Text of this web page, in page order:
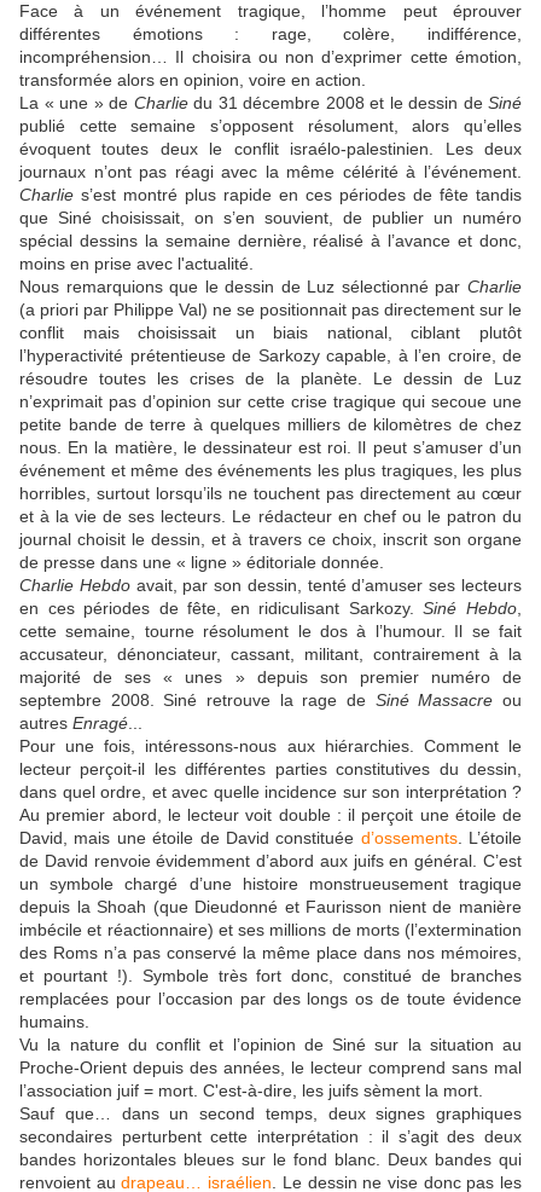
Face à un événement tragique, l’homme peut éprouver
différentes émotions : rage, colère, indifférence,
incompréhension… Il choisira ou non d’exprimer cette émotion,
transformée alors en opinion, voire en action.
La « une » de Charliedu 31 décembre 2008 et le dessin de Siné
publié cette semaine s’opposent résolument, alors qu’elles
évoquent toutes deux le conflit israélo-palestinien. Les deux
journaux n’ont pas réagi avec la même célérité à l’événement.
Charlie s’est montré plus rapide en ces périodes de fête tandis
que Siné choisissait, on s’en souvient, de publier un numéro
spécial dessins la semaine dernière, réalisé à l’avance et donc,
moins en prise avec l'actualité.
Nous remarquions que le dessin de Luz sélectionné par Charlie
(a priori par Philippe Val) ne se positionnait pas directement sur le
conflit mais choisissait un biais national, ciblant plutôt
l’hyperactivité prétentieuse de Sarkozy capable, à l’en croire, de
résoudre toutes les crises de la planète. Le dessin de Luz
n’exprimait pas d’opinion sur cette crise tragique qui secoue une
petite bande de terre à quelques milliers de kilomètres de chez
nous. En la matière, le dessinateur est roi. Il peut s’amuser d’un
événement et même des événements les plus tragiques, les plus
horribles, surtout lorsqu’ils ne touchent pas directement au cœur
et à la vie de ses lecteurs. Le rédacteur en chef ou le patron du
journal choisit le dessin, et à travers ce choix, inscrit son organe
de presse dans une « ligne » éditoriale donnée.
Charlie Hebdoavait, par son dessin, tenté d’amuser ses lecteurs
en ces périodes de fête, en ridiculisant Sarkozy.Siné Hebdo
cette semaine, tourne résolument le dos à l’humour. Il se fait
accusateur, dénonciateur, cassant, militant, contrairement à la
majorité de ses « unes » depuis son premier numéro de
septembre 2008. Siné retrouve la rage de Siné Massacre ou
autres Enragé
Pour une fois, intéressons-nous aux hiérarchies. Comment le
lecteur perçoit-il les différentes parties constitutives du dessin,
dans quel ordre, et avec quelle incidence sur son interprétation ?
Au premier abord, le lecteur voit double : il perçoit une étoile de
David, mais une étoile de David constituée d’ossements. L’étoile
de David renvoie évidemment d’abord aux juifs en général. C’est
un symbole chargé d’une histoire monstrueusement tragique
depuis la Shoah (que Dieudonné et Faurisson nient de manière
imbécile et réactionnaire) et ses millions de morts (l’extermination
des Roms n’a pas conservé la même place dans nos mémoires,
et pourtant !). Symbole très fort donc, constitué de branches
remplacées pour l’occasion par des longs os de toute évidence
humains.
Vu la nature du conflit et l’opinion de Siné sur la situation au
Proche-Orient depuis des années, le lecteur comprend sans mal
l’association juif = mort. C'est-à-dire, les juifs sèment la mort.
Sauf que… dans un second temps, deux signes graphiques
secondaires perturbent cette interprétation : il s’agit des deux
bandes horizontales bleues sur le fond blanc. Deux bandes qui
renvoient audrapeau… israélien . Le dessin ne vise donc pas les